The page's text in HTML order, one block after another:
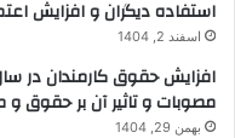
استفاده دیگران و افزایش
اسفند 2, 1404
افزایش حقوق کارمندان در
مصوبات و تاثیر آن بر حقوق
بهمن 29, 1404